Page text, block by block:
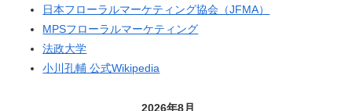
日本フローラルマーケティング協会（JFMA）
MPSフローラルマーケティング
法政大学
小川孔輔 公式Wikipedia
2026年8月